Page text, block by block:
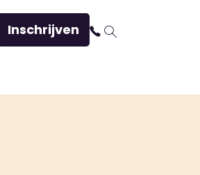
Inschrijven